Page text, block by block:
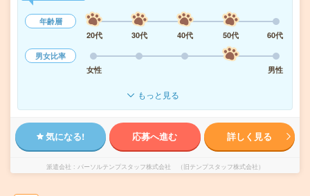
年齢層
20代
30代 40代 50代
60代
男女比率
女性
男性
もっと見る
気になる! 応募へ進む 詳しく見る
派遣会社 パーソルテンプスタッフ株式会社 （旧テンプスタッフ株式会社）